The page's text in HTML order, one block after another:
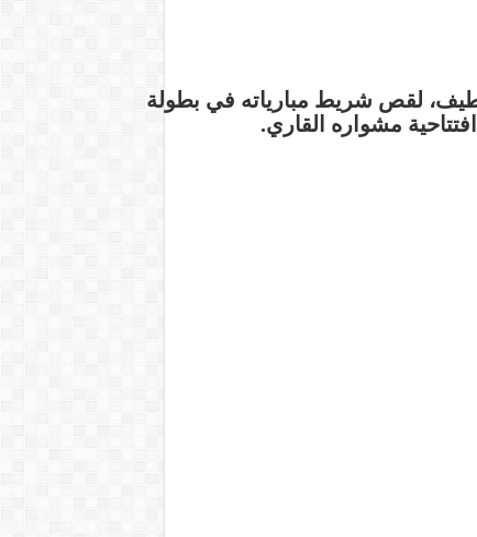
، لقص شريط مبارياته في بطولة
مشواره القاري.